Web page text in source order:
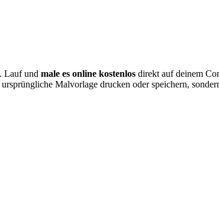
. Lauf und male es online kostenlos direkt auf deinem
Malvorlage drucken oder speichern,